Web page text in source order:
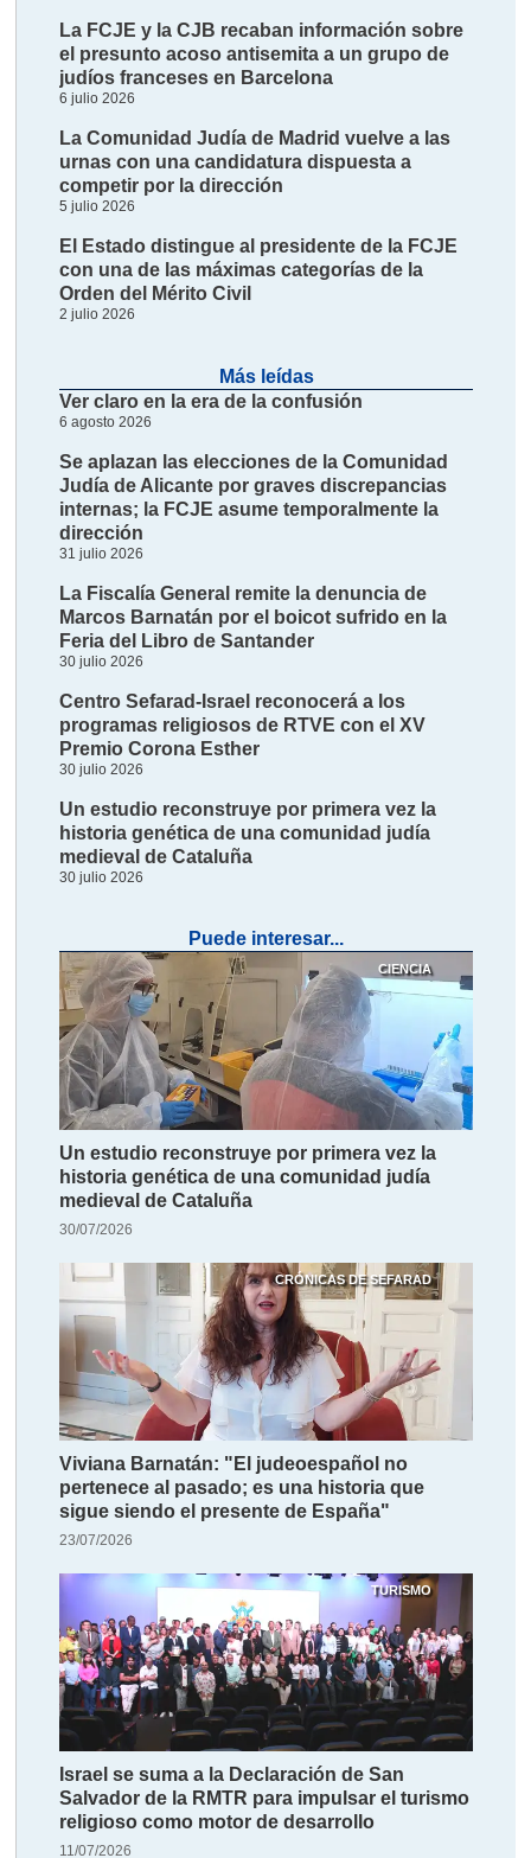
La FCJE y la CJB recaban información sobre
el presunto acoso antisemita a un grupo de
judíos franceses en Barcelona
6 julio 2026
La Comunidad Judía de Madrid vuelve a las
urnas con una candidatura dispuesta a
competir por la dirección
5 julio 2026
El Estado distingue al presidente de la FCJE
con una de las máximas categorías de la
Orden del Mérito Civil
2 julio 2026
Más leídas
Ver claro en la era de la confusión
6 agosto 2026
Se aplazan las elecciones de la Comunidad
Judía de Alicante por graves discrepancias
internas; la FCJE asume temporalmente la
dirección
31 julio 2026
La Fiscalía General remite la denuncia de
Marcos Barnatán por el boicot sufrido en la
Feria del Libro de Santander
30 julio 2026
Centro Sefarad-Israel reconocerá a los
programas religiosos de RTVE con el XV
Premio Corona Esther
30 julio 2026
Un estudio reconstruye por primera vez la
historia genética de una comunidad judía
medieval de Cataluña
30 julio 2026
Puede interesar...
CIENCIA
Un estudio reconstruye por primera vez la
historia genética de una comunidad judía
medieval de Cataluña
30/07/2026
CRÓNICAS DE SEFARAD
Viviana Barnatán: "El judeoespañol no
pertenece al pasado; es una historia que
sigue siendo el presente de España"
23/07/2026
TURISMO
Israel se suma a la Declaración de San
Salvador de la RMTR para impulsar el turismo
religioso como motor de desarrollo
11/07/2026